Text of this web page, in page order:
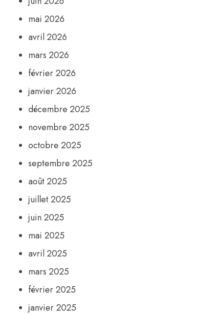
mai 2026
avril 2026
mars 2026
février 2026
janvier 2026
décembre 2025
novembre 2025
octobre 2025
septembre 2025
août 2025
juillet 2025
juin 2025
mai 2025
avril 2025
mars 2025
février 2025
janvier 2025